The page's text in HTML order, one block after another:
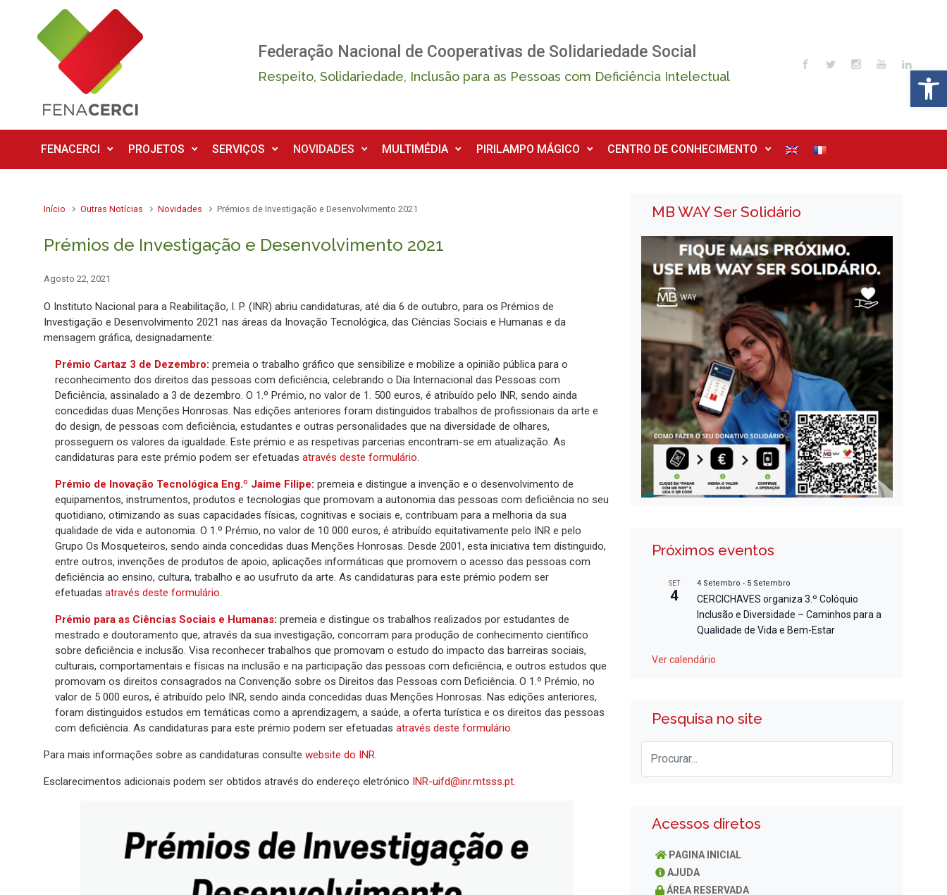
Skip to main content
Federação Nacional de Cooperativas de Solidariedade Social
Respeito, Solidariedade, Inclusão para as Pessoas com Deficiência Intelectual
FENACERCI PROJETOS SERVIÇOS NOVIDADES MULTIMÉDIA PIRILAMPO MÁGICO CENTRO DE CONHECIMENTO
Início Outras Notícias Novidades Prémios de Investigação e Desenvolvimento 2021
Prémios de Investigação e Desenvolvimento 2021
Agosto 22, 2021
O Instituto Nacional para a Reabilitação, I. P. (INR) abriu candidaturas, até dia 6 de outubro, para os Prémios de
Investigação e Desenvolvimento 2021 nas áreas da Inovação Tecnológica, das Ciências Sociais e Humanas e da
mensagem gráfica, designadamente:
Prémio Cartaz 3 de Dezembro: premeia o trabalho gráfico que sensibilize e mobilize a opinião pública para o
reconhecimento dos direitos das pessoas com deficiência, celebrando o Dia Internacional das Pessoas com
Deficiência, assinalado a 3 de dezembro. O 1.º Prémio, no valor de 1. 500 euros, é atribuído pelo INR, sendo ainda
concedidas duas Menções Honrosas. Nas edições anteriores foram distinguidos trabalhos de profissionais da arte e
do design, de pessoas com deficiência, estudantes e outras personalidades que na diversidade de olhares,
prosseguem os valores da igualdade. Este prémio e as respetivas parcerias encontram-se em atualização. As
candidaturas para este prémio podem ser efetuadas através deste formulário.
Prémio de Inovação Tecnológica Eng.º Jaime Filipe: premeia e distingue a invenção e o desenvolvimento de
equipamentos, instrumentos, produtos e tecnologias que promovam a autonomia das pessoas com deficiência no seu
quotidiano, otimizando as suas capacidades físicas, cognitivas e sociais e, contribuam para a melhoria da sua
qualidade de vida e autonomia. O 1.º Prémio, no valor de 10 000 euros, é atribuído equitativamente pelo INR e pelo
Grupo Os Mosqueteiros, sendo ainda concedidas duas Menções Honrosas. Desde 2001, esta iniciativa tem distinguido,
entre outros, invenções de produtos de apoio, aplicações informáticas que promovem o acesso das pessoas com
deficiência ao ensino, cultura, trabalho e ao usufruto da arte. As candidaturas para este prémio podem ser
efetuadas através deste formulário.
Prémio para as Ciências Sociais e Humanas: premeia e distingue os trabalhos realizados por estudantes de
mestrado e doutoramento que, através da sua investigação, concorram para produção de conhecimento científico
sobre deficiência e inclusão. Visa reconhecer trabalhos que promovam o estudo do impacto das barreiras sociais,
culturais, comportamentais e físicas na inclusão e na participação das pessoas com deficiência, e outros estudos que
promovam os direitos consagrados na Convenção sobre os Direitos das Pessoas com Deficiência. O 1.º Prémio, no
valor de 5 000 euros, é atribuído pelo INR, sendo ainda concedidas duas Menções Honrosas. Nas edições anteriores,
foram distinguidos estudos em temáticas como a aprendizagem, a saúde, a oferta turística e os direitos das pessoas
com deficiência. As candidaturas para este prémio podem ser efetuadas através deste formulário.
Para mais informações sobre as candidaturas consulte website do INR.
Esclarecimentos adicionais podem ser obtidos através do endereço eletrónico INR-uifd@inr.mtsss.pt.
MB WAY Ser Solidário
Próximos eventos
SET
4
4 Setembro - 5 Setembro
CERCICHAVES organiza 3.º Colóquio
Inclusão e Diversidade – Caminhos para a
Qualidade de Vida e Bem-Estar
Ver calendário
Pesquisa no site
Acessos diretos
PAGINA INICIAL
AJUDA
ÁREA RESERVADA